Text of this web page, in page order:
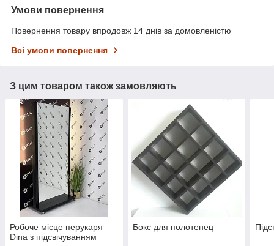
Умови повернення
Повернення товару впродовж 14 днів за домовленістю
Всі умови повернення
З цим товаром також замовляють
Робоче місце перукаря
Dina з підсвічуванням
Бокс для полотенец